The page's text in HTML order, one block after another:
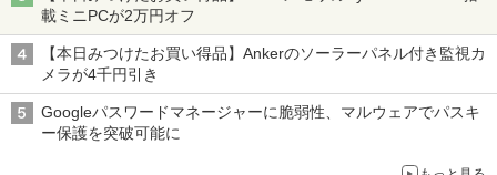
載ミニPCが2万円オフ
【本日みつけたお買い得品】Ankerのソーラーパネル付き監視カ
メラが4千円引き
Googleパスワードマネージャーに脆弱性、マルウェアでパスキ
ー保護を突破可能に